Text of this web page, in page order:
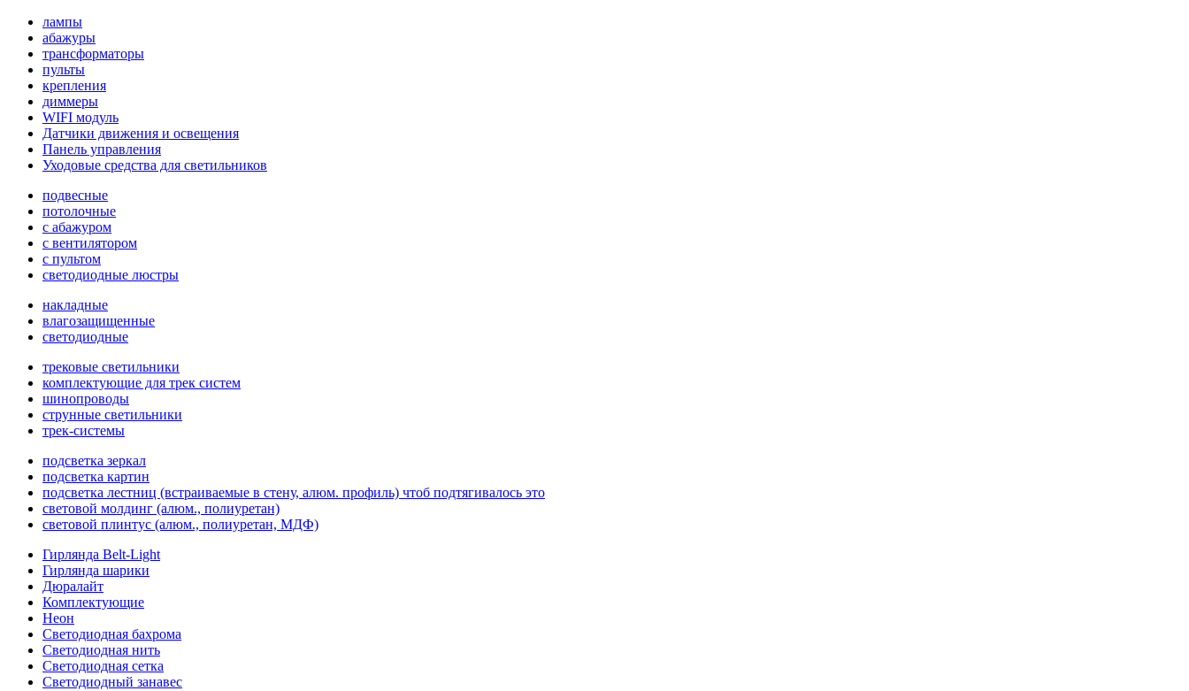
лампы
абажуры
трансформаторы
пульты
крепления
диммеры
WIFI модуль
Датчики движения и освещения
Панель управления
Уходовые средства для светильников
подвесные
потолочные
с абажуром
с вентилятором
с пультом
светодиодные люстры
накладные
влагозащищенные
светодиодные
трековые светильники
комплектующие для трек систем
шинопроводы
струнные светильники
трек-системы
подсветка зеркал
подсветка картин
подсветка лестниц (встраиваемые в стену, алюм. профиль) чтоб подтягивалось это
световой молдинг (алюм., полиуретан)
световой плинтус (алюм., полиуретан, МДФ)
Гирлянда Belt-Light
Гирлянда шарики
Дюралайт
Комплектующие
Неон
Светодиодная бахрома
Светодиодная нить
Светодиодная сетка
Светодиодный занавес